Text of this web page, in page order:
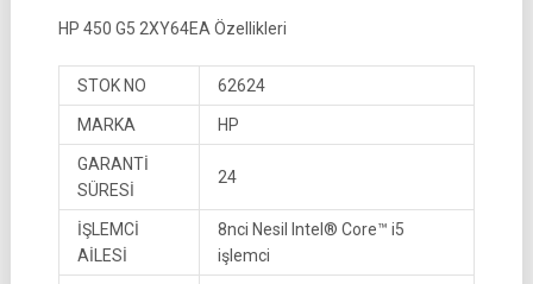
HP 450 G5 2XY64EA Özellikleri
STOK NO 62624
MARKA HP
GARANTİ
SÜRESİ
24
İŞLEMCİ
AİLESİ
8nci Nesil Intel® Core™ i5
işlemci